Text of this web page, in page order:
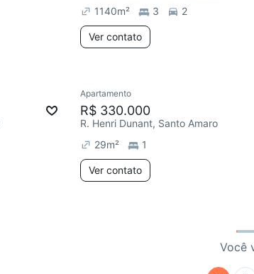
1140m² 3 2
Ver contato
Apartamento
R$ 330.000
R. Henri Dunant, Santo Amaro
29m² 1
Ver contato
Você